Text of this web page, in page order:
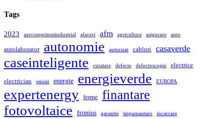
Tags
2023 aercomprimatindustrial afaceri afm agricultura asigurare auto
autolaborator autonomie autorizat cabluri casaverde
caseinteligente curatare defecte defectoscopie electrice
electrician emisii energie energieverde EUROPA
expertenergy ferme finantare
fotovoltaice fronius garantie impamantare
incarcare